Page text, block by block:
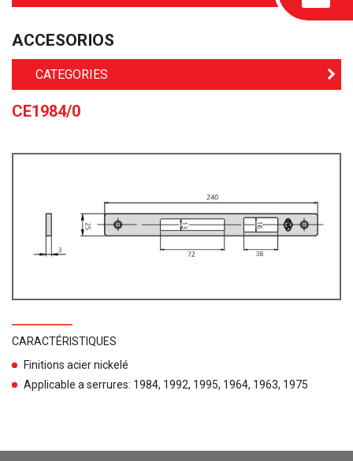
ACCESORIOS
CATEGORIES
CE1984/0
CARACTÉRISTIQUES
Finitions acier nickelé
Applicable a serrures: 1984, 1992, 1995, 1964, 1963, 1975